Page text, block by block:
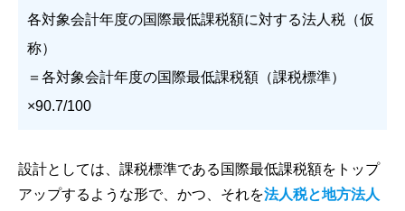
各対象会計年度の国際最低課税額に対する法人税（仮
称）
＝各対象会計年度の国際最低課税額（課税標準）
×90.7/100
設計としては、課税標準である国際最低課税額をトップ
アップするような形で、かつ、それを法人税と地方法人